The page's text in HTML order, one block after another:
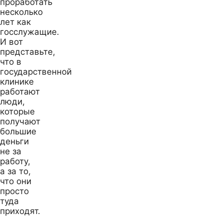
проработать
несколько
лет как
госслужащие.
И вот
представьте,
что в
государственной
клинике
работают
люди,
которые
получают
большие
деньги
не за
работу,
а за то,
что они
просто
туда
приходят.